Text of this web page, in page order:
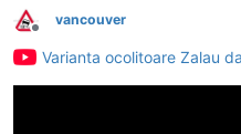
Deconectat
vancouver
Varianta ocolitoare Zalau